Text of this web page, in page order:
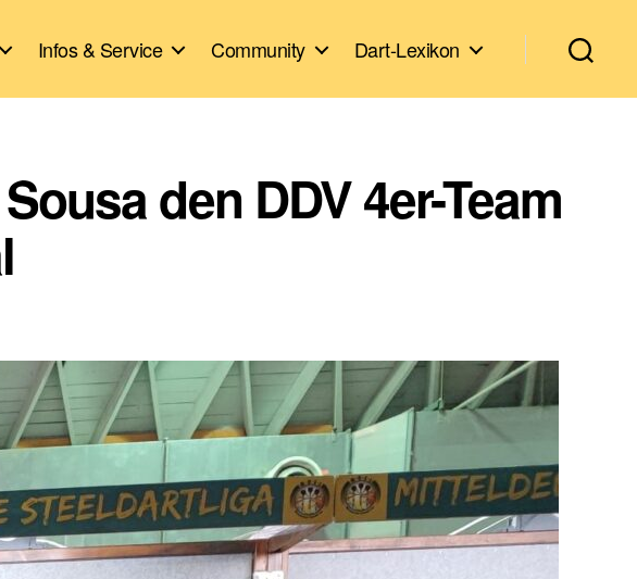
Infos & Service Community Dart-Lexikon
den DDV 4er-Team